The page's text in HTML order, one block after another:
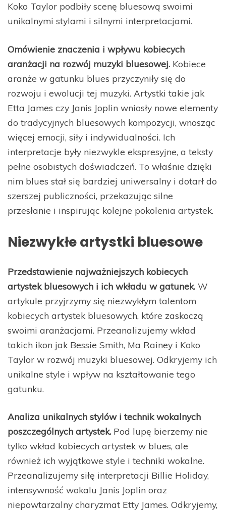
Koko Taylor podbiły scenę bluesową swoimi
unikalnymi stylami i silnymi interpretacjami.
Omówienie znaczenia i wpływu kobiecych
aranżacji na rozwój muzyki bluesowej. Kobiece
aranże w gatunku blues przyczyniły się do
rozwoju i ewolucji tej muzyki. Artystki takie jak
Etta James czy Janis Joplin wniosły nowe elementy
do tradycyjnych bluesowych kompozycji, wnosząc
więcej emocji, siły i indywidualności. Ich
interpretacje były niezwykle ekspresyjne, a teksty
pełne osobistych doświadczeń. To właśnie dzięki
nim blues stał się bardziej uniwersalny i dotarł do
szerszej publiczności, przekazując silne
przesłanie i inspirując kolejne pokolenia artystek.
Niezwykłe artystki bluesowe
Przedstawienie najważniejszych kobiecych
artystek bluesowych i ich wkładu w gatunek. W
artykule przyjrzymy się niezwykłym talentom
kobiecych artystek bluesowych, które zaskoczą
swoimi aranżacjami. Przeanalizujemy wkład
takich ikon jak Bessie Smith, Ma Rainey i Koko
Taylor w rozwój muzyki bluesowej. Odkryjemy ich
unikalne style i wpływ na kształtowanie tego
gatunku.
Analiza unikalnych stylów i technik wokalnych
poszczególnych artystek. Pod lupę bierzemy nie
tylko wkład kobiecych artystek w blues, ale
również ich wyjątkowe style i techniki wokalne.
Przeanalizujemy siłę interpretacji Billie Holiday,
intensywność wokalu Janis Joplin oraz
niepowtarzalny charyzmat Etty James. Odkryjemy,